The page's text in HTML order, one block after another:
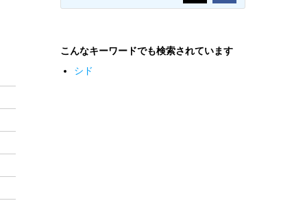
こんなキーワードでも検索されています
シド